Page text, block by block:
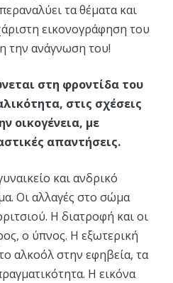
τα θέματα και
εικονογράφηση του
την ανάγνωση του!
στη φροντίδα του
στις σχέσεις
οικογένεια, με
απαντήσεις.
και ανδρικό
Οι αλλαγές στο σώμα
Η διατροφή και οι
ο ύπνος. Η εξωτερική
αλκοόλ στην εφηβεία, τα
Η εικόνα